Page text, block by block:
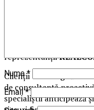
aceea, investim
tehnologie de ultimă
contabile ireproșabile,
reprezentanții
Clienții care aleg să
de consultanță
specialiștii anticipează
Nume*
Email*